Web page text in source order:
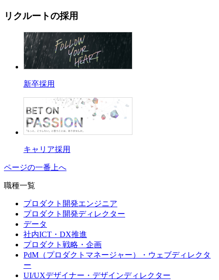
リクルートの採用
新卒採用
キャリア採用
ページの一番上へ
職種一覧
プロダクト開発エンジニア
プロダクト開発ディレクター
データ
社内ICT・DX推進
プロダクト戦略・企画
PdM（プロダクトマネージャー）・ウェブディレクタ
ー
UI/UXデザイナー・デザインディレクター